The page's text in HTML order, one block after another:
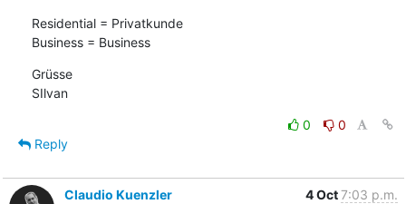
Residential = Privatkunde
Business = Business
Grüsse
SIlvan
0
0
Reply
Claudio Kuenzler 4 Oct7:03 p.m.